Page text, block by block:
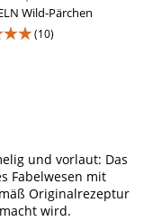
Wild-Pärchen
(10)
und vorlaut: Das
Fabelwesen mit
Originalrezeptur
wird.